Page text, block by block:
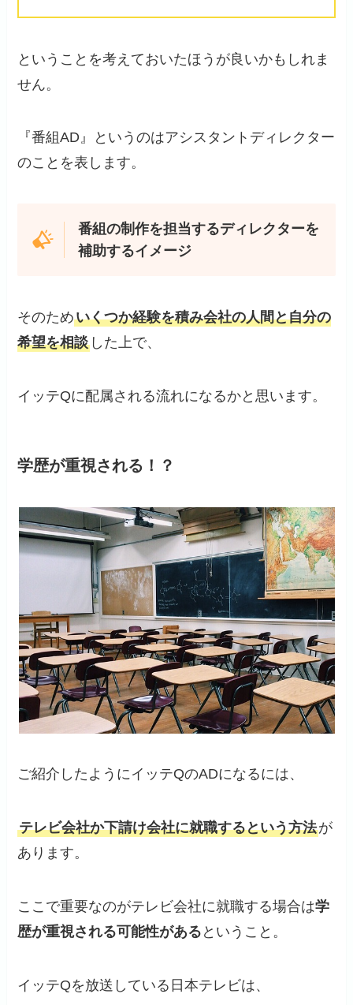
ということを考えておいたほうが良いかもしれま
せん。
『番組AD』というのはアシスタントディレクター
のことを表します。
番組の制作を担当するディレクターを
補助するイメージ
そのためいくつか経験を積み会社の人間と自分の
希望を相談 した上で、
イッテQに配属される流れになるかと思います。
学歴が重視される！？
ご紹介したようにイッテQのADになるには、
テレビ会社か下請け会社に就職するという方法が
あります。
ここで重要なのがテレビ会社に就職する場合は学
歴が重視される可能性がある ということ。
イッテQを放送している日本テレビは、